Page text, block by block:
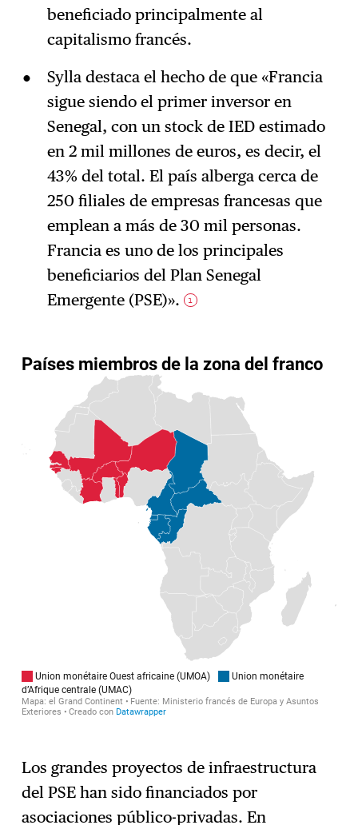
beneficiado principalmente al
capitalismo francés.
Sylla destaca el hecho de que «Francia
sigue siendo el primer inversor en
Senegal, con un stock de IED estimado
en 2 mil millones de euros, es decir, el
43% del total. El país alberga cerca de
250 filiales de empresas francesas que
emplean a más de 30 mil personas.
Francia es uno de los principales
beneficiarios del Plan Senegal
Emergente (PSE)».
1
Los grandes proyectos de infraestructura
del PSE han sido financiados por
asociaciones público-privadas. En